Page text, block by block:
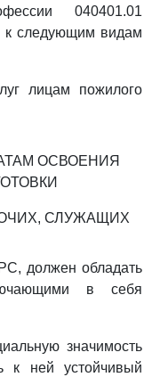
040401.01
к следующим видам
лицам пожилого
ОСВОЕНИЯ
СЛУЖАЩИХ
должен обладать
в себя
значимость
к ней устойчивый